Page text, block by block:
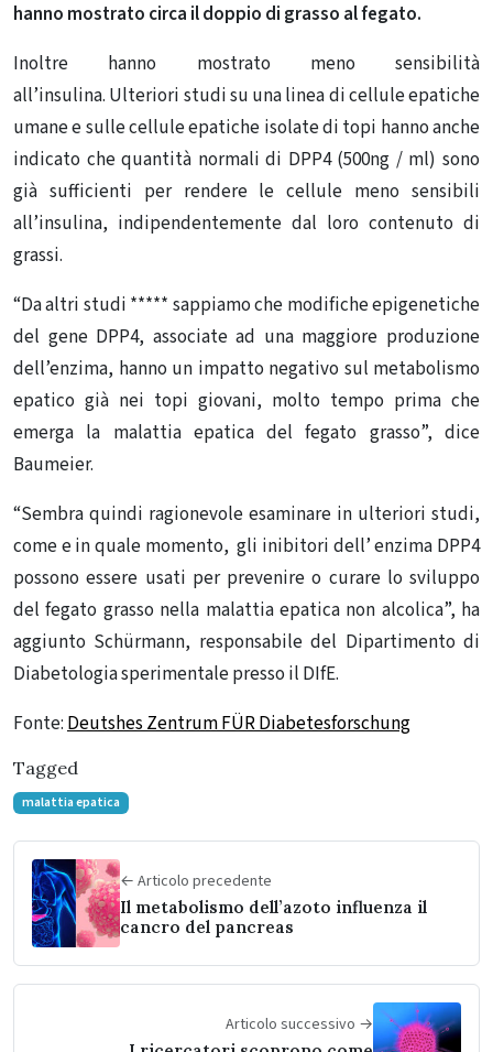
hanno mostrato circa il doppio di grasso al fegato.
Inoltre hanno mostrato meno sensibilità
all’insulina. Ulteriori studi su una linea di cellule epatiche
umane e sulle cellule epatiche isolate di topi hanno anche
indicato che quantità normali di DPP4 (500ng / ml) sono
già sufficienti per rendere le cellule meno sensibili
all’insulina, indipendentemente dal loro contenuto di
grassi.
“Da altri studi ***** sappiamo che modifiche epigenetiche
del gene DPP4, associate ad una maggiore produzione
dell’enzima, hanno un impatto negativo sul metabolismo
epatico già nei topi giovani, molto tempo prima che
emerga la malattia epatica del fegato grasso”, dice
Baumeier.
“Sembra quindi ragionevole esaminare in ulteriori studi,
come e in quale momento, gli inibitori dell’ enzima DPP4
possono essere usati per prevenire o curare lo sviluppo
del fegato grasso nella malattia epatica non alcolica”, ha
aggiunto Schürmann, responsabile del Dipartimento di
Diabetologia sperimentale presso il DIfE.
Fonte:Deutshes Zentrum FÜR Diabetesforschung
Tagged
malattia epatica
← Articolo precedente
Il metabolismo dell’azoto influenza il
cancro del pancreas
Articolo successivo →